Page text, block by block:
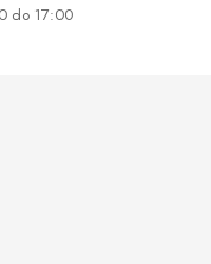
do 17:00